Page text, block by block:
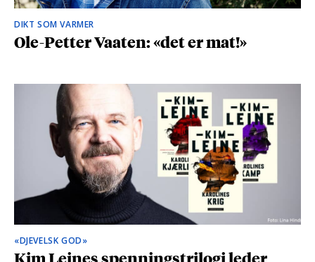
DIKT SOM VARMER
Ole-Petter Vaaten: «det er mat!»
«DJEVELSK GOD»
Kim Leines spenningstrilogi leder